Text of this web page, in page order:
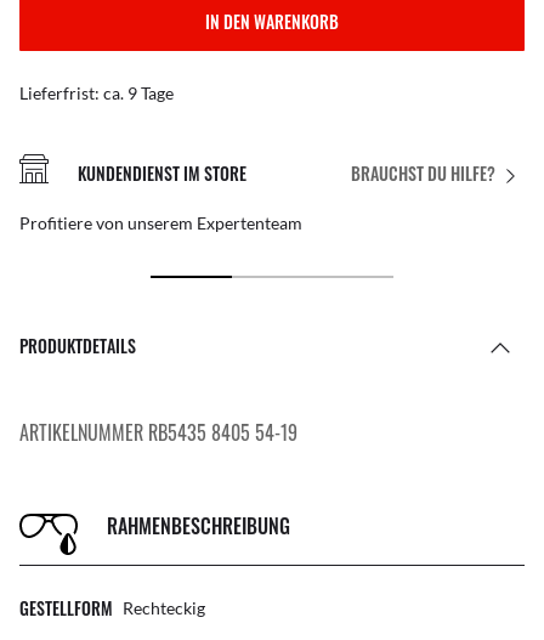
IN DEN WARENKORB
Lieferfrist: ca. 9 Tage
BRAUCHST DU HILFE?
KUNDENDIENST IM STORE
Profitiere von unserem Expertenteam
PRODUKTDETAILS
ARTIKELNUMMER RB5435 8405 54-19
RAHMENBESCHREIBUNG
GESTELLFORM Rechteckig